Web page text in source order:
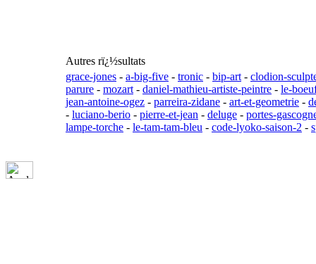
Autres rï¿½sultats
grace-jones - a-big-five - tronic - bip-art - clodion-
parure - mozart - daniel-mathieu-artiste-peintre - le-
jean-antoine-ogez - parreira-zidane - art-et-geometrie -
- luciano-berio - pierre-et-jean - deluge - portes-
lampe-torche - le-tam-tam-bleu - code-lyoko-saison-2 -